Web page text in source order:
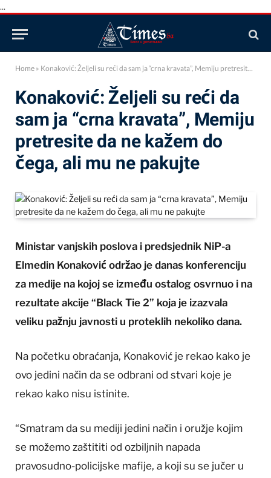
...
Home » Konaković: Željeli su reći da sam ja “crna kravata”, Memiju pretresite da ne kažem do čega, ali mu ne pakujte
Konaković: Željeli su reći da
sam ja “crna kravata”, Memiju
pretresite da ne kažem do
čega, ali mu ne pakujte
Ministar vanjskih poslova i predsjednik NiP-a
Elmedin Konaković održao je danas konferenciju
za medije na kojoj se između ostalog osvrnuo i na
rezultate akcije “Black Tie 2” koja je izazvala
veliku pažnju javnosti u proteklih nekoliko dana.
Na početku obraćanja, Konaković je rekao kako je
ovo jedini način da se odbrani od stvari koje je
rekao kako nisu istinite.
“Smatram da su mediji jedini način i oružje kojim
se možemo zaštititi od ozbiljnih napada
pravosudno-policijske mafije, a koji su se jučer u